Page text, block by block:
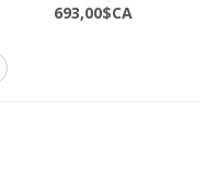
693,00$CA